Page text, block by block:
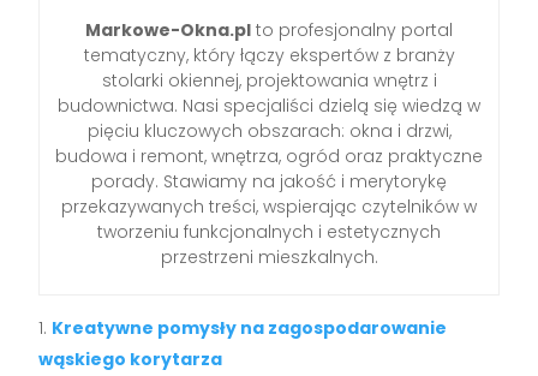
Markowe-Okna.pl to profesjonalny portal
tematyczny, który łączy ekspertów z branży
stolarki okiennej, projektowania wnętrz i
budownictwa. Nasi specjaliści dzielą się wiedzą w
pięciu kluczowych obszarach: okna i drzwi,
budowa i remont, wnętrza, ogród oraz praktyczne
porady. Stawiamy na jakość i merytorykę
przekazywanych treści, wspierając czytelników w
tworzeniu funkcjonalnych i estetycznych
przestrzeni mieszkalnych.
Kreatywne pomysły na zagospodarowanie
wąskiego korytarza